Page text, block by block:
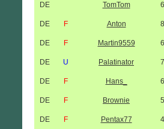
DE TomTom
DE F Anton
DE F Martin9559
DE U Palatinator
DE F Hans_
DE F Brownie
DE F Pentax77